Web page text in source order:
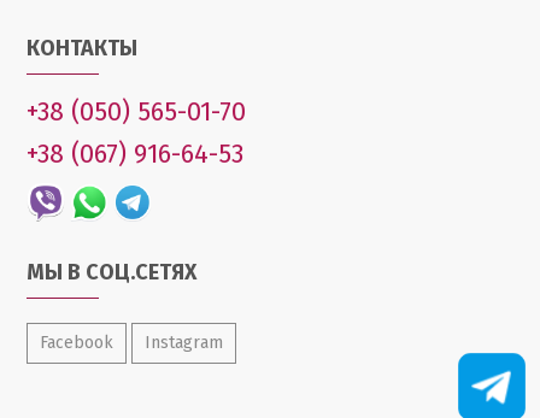
КОНТАКТЫ
+38 (050) 565-01-70
+38 (067) 916-64-53
МЫ В СОЦ.СЕТЯХ
Facebook Instagram